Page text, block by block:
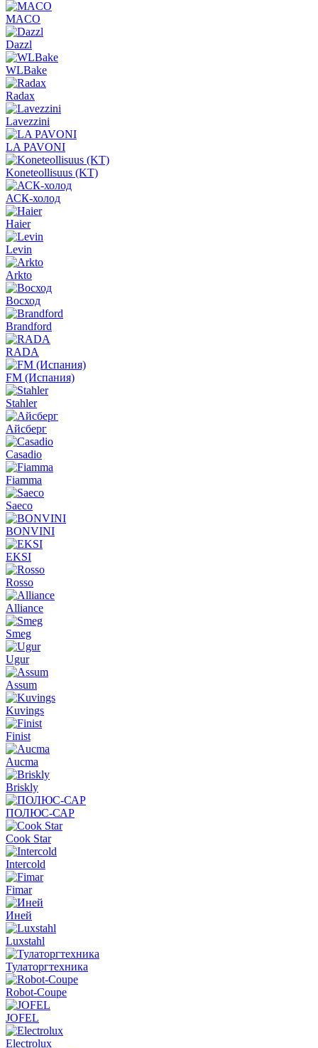
MACO
Dazzl
WLBake
Radax
Lavezzini
LA PAVONI
Koneteollisuus (KT)
АСК-холод
Haier
Levin
Arkto
Восход
Brandford
RADA
FM (Испания)
Stahler
Айсберг
Casadio
Fiamma
Saeco
BONVINI
EKSI
Rosso
Alliance
Smeg
Ugur
Assum
Kuvings
Finist
Aucma
Briskly
ПОЛЮС-САР
Cook Star
Intercold
Fimar
Иней
Luxstahl
Тулаторгтехника
Robot-Coupe
JOFEL
Electrolux